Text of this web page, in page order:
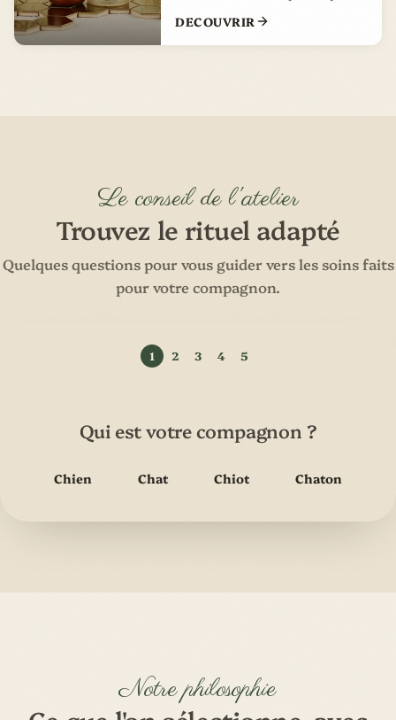
DECOUVRIR
Le conseil de l'atelier
Trouvez le rituel adapté
Quelques questions pour vous guider vers les soins faits
pour votre compagnon.
Qui est votre compagnon ?
Chien Chat Chiot Chaton
Notre philosophie